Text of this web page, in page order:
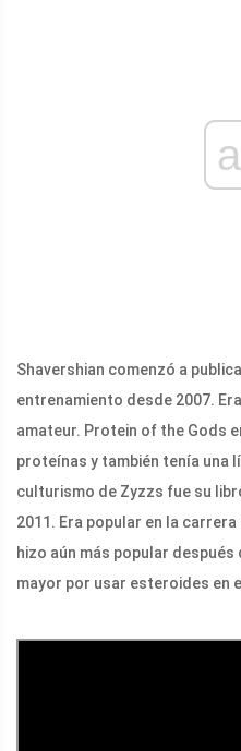
Shavershian comenzó a
entrenamiento desde 2007.
amateur. Protein of the Gods
proteínas y también tenía una
culturismo de Zyzzs fue su
2011. Era popular en la
hizo aún más popular
mayor por usar esteroides en